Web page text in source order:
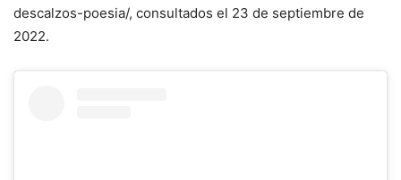
descalzos-poesia/, consultados el 23 de septiembre de
2022.